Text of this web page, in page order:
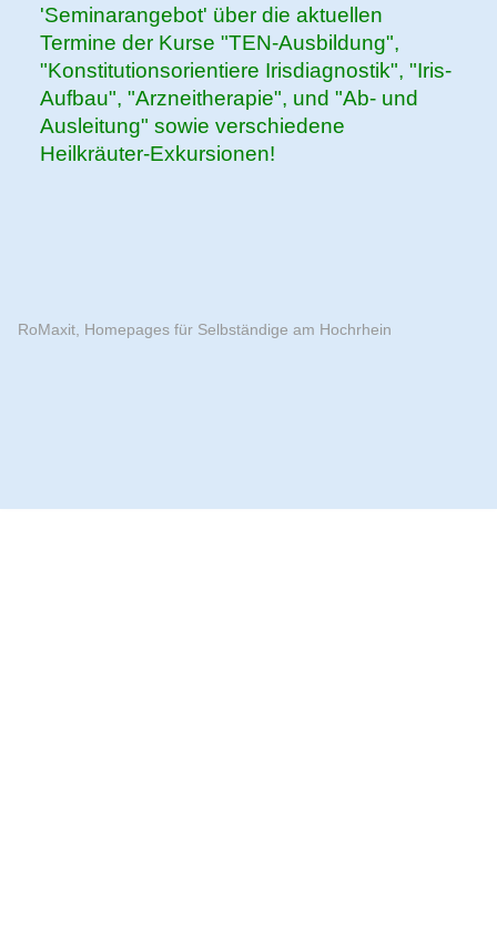
'Seminarangebot' über die aktuellen
Termine der Kurse "TEN-Ausbildung",
"Konstitutionsorientiere Irisdiagnostik", "Iris-
Aufbau", "Arzneitherapie", und "Ab- und
Ausleitung" sowie verschiedene
Heilkräuter-Exkursionen!
RoMaxit, Homepages für Selbständige am Hochrhein